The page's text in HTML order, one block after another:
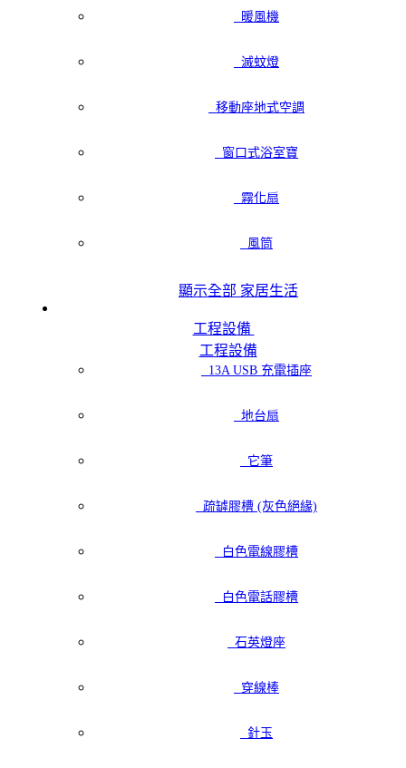
暖風機
滅蚊燈
移動座地式空調
窗口式浴室寶
霧化扇
風筒
顯示全部 家居生活
工程設備
工程設備
13A USB 充電插座
地台扇
它筆
疏罅膠槽 (灰色絕緣)
白色電線膠槽
白色電話膠槽
石英燈座
穿線棒
針玉